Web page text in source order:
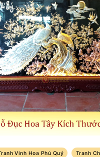
Vinh Hoa Phú Quý Tranh